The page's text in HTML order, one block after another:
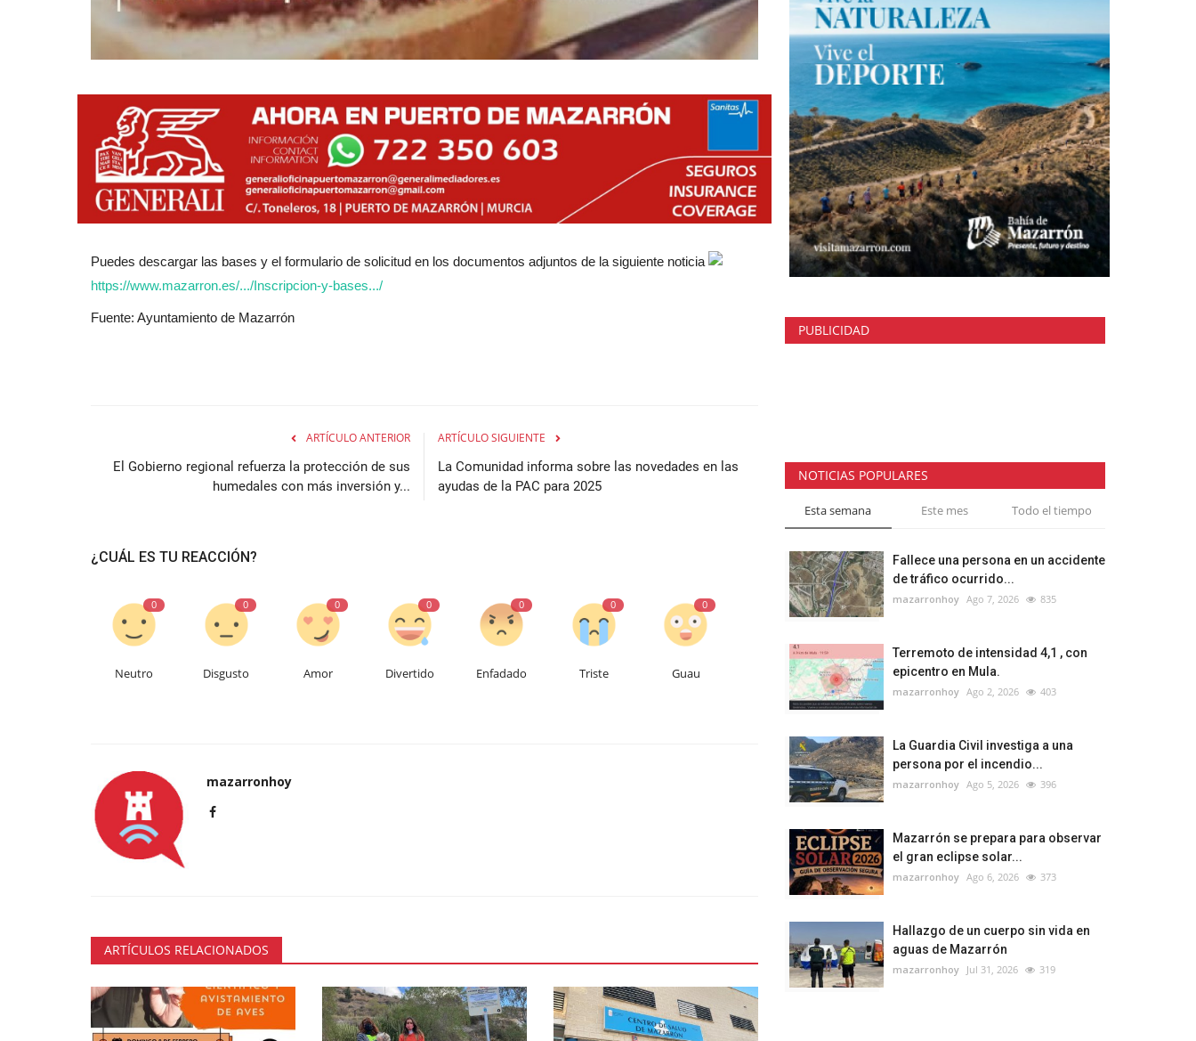
Puedes descargar las bases y el formulario de solicitud en los documentos adjuntos de la siguiente noticia
https://www.mazarron.es/.../Inscripcion-y-bases.../
Fuente: Ayuntamiento de Mazarrón
ARTÍCULO ANTERIOR
El Gobierno regional refuerza la protección de sus
humedales con más inversión y...
ARTÍCULO SIGUIENTE
La Comunidad informa sobre las novedades en las
ayudas de la PAC para 2025
¿CUÁL ES TU REACCIÓN?
0
Neutro
0
Disgusto
0
Amor
0
Divertido
0
Enfadado
0
Triste
0
Guau
mazarronhoy
ARTÍCULOS RELACIONADOS
PUBLICIDAD
NOTICIAS POPULARES
Esta semana Este mes Todo el tiempo
Fallece una persona en un accidente
de tráfico ocurrido...
mazarronhoy Ago 7, 2026 835
Terremoto de intensidad 4,1 , con
epicentro en Mula.
mazarronhoy Ago 2, 2026 403
La Guardia Civil investiga a una
persona por el incendio...
mazarronhoy Ago 5, 2026 396
Mazarrón se prepara para observar
el gran eclipse solar...
mazarronhoy Ago 6, 2026 373
Hallazgo de un cuerpo sin vida en
aguas de Mazarrón
mazarronhoy Jul 31, 2026 319